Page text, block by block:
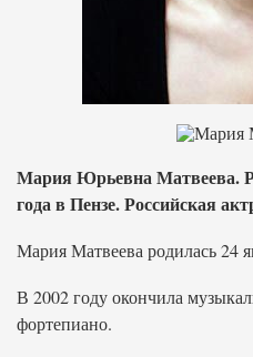
Мария Юрьевна Матвеева.
года в Пензе. Российская
Мария Матвеева родилась 24
В 2002 году окончила
фортепиано.